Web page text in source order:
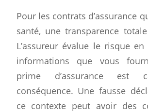
Pour les contrats d’assurance
santé, une transparence
L’assureur évalue le risque
informations que vous
prime d’assurance est
conséquence. Une fausse
ce contexte peut avoir des